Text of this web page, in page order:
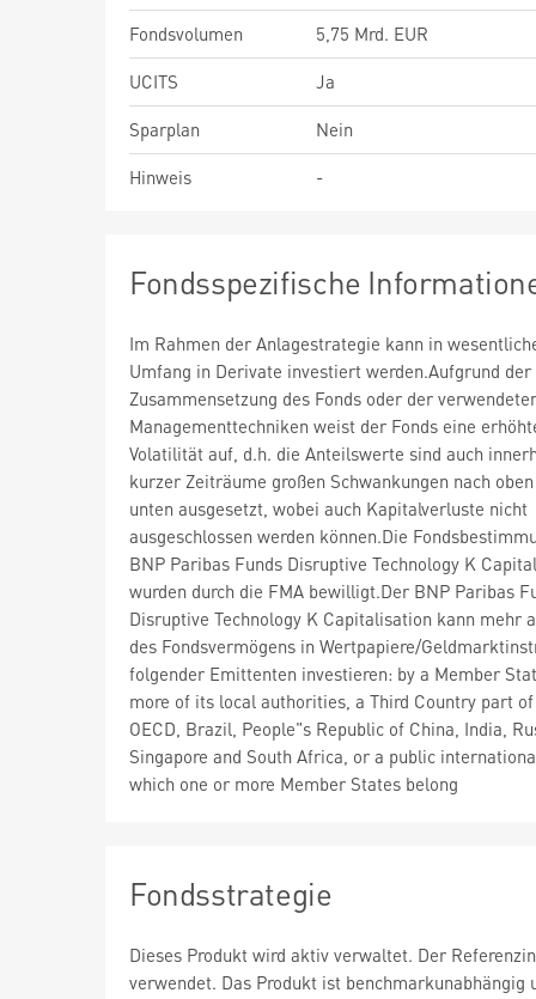
Fondsvolumen
5,75 Mrd. EUR
UCITS
Ja
Sparplan
Nein
Hinweis
-
Fondsspezifische
Im Rahmen der Anlagestrategie kann in
Umfang in Derivate investiert werden.Aufgrund der
Zusammensetzung des Fonds oder der
Managementtechniken weist der Fonds eine
Volatilität auf, d.h. die Anteilswerte sind auch
kurzer Zeiträume großen Schwankungen nach
unten ausgesetzt, wobei auch Kapitalverluste nicht
ausgeschlossen werden können.Die
BNP Paribas Funds Disruptive Technology K
wurden durch die FMA bewilligt.Der BNP Paribas
Disruptive Technology K Capitalisation kann mehr
des Fondsvermögens in Wertpapiere/
folgender Emittenten investieren: by a Member
more of its local authorities, a Third Country part
OECD, Brazil, People"s Republic of China, India,
Singapore and South Africa, or a public
which one or more Member States belong
Fondsstrategie
Dieses Produkt wird aktiv verwaltet. Der
verwendet. Das Produkt ist